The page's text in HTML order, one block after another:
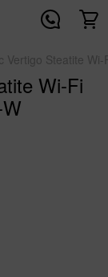
Vertigo Steatite
Wi-Fi